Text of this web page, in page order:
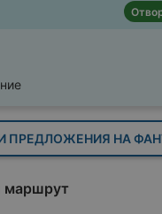
ПРЕДЛОЖЕНИЯ НА
маршрут